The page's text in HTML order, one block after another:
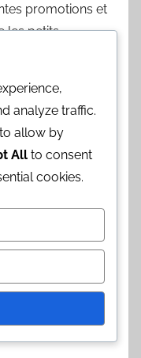
promotions et
les petits
peut échanger
tels que les
de
n’être
pas ces détails,
pour
ainsi du temps et
analyze traffic.
allow by
All to consent
cookies.